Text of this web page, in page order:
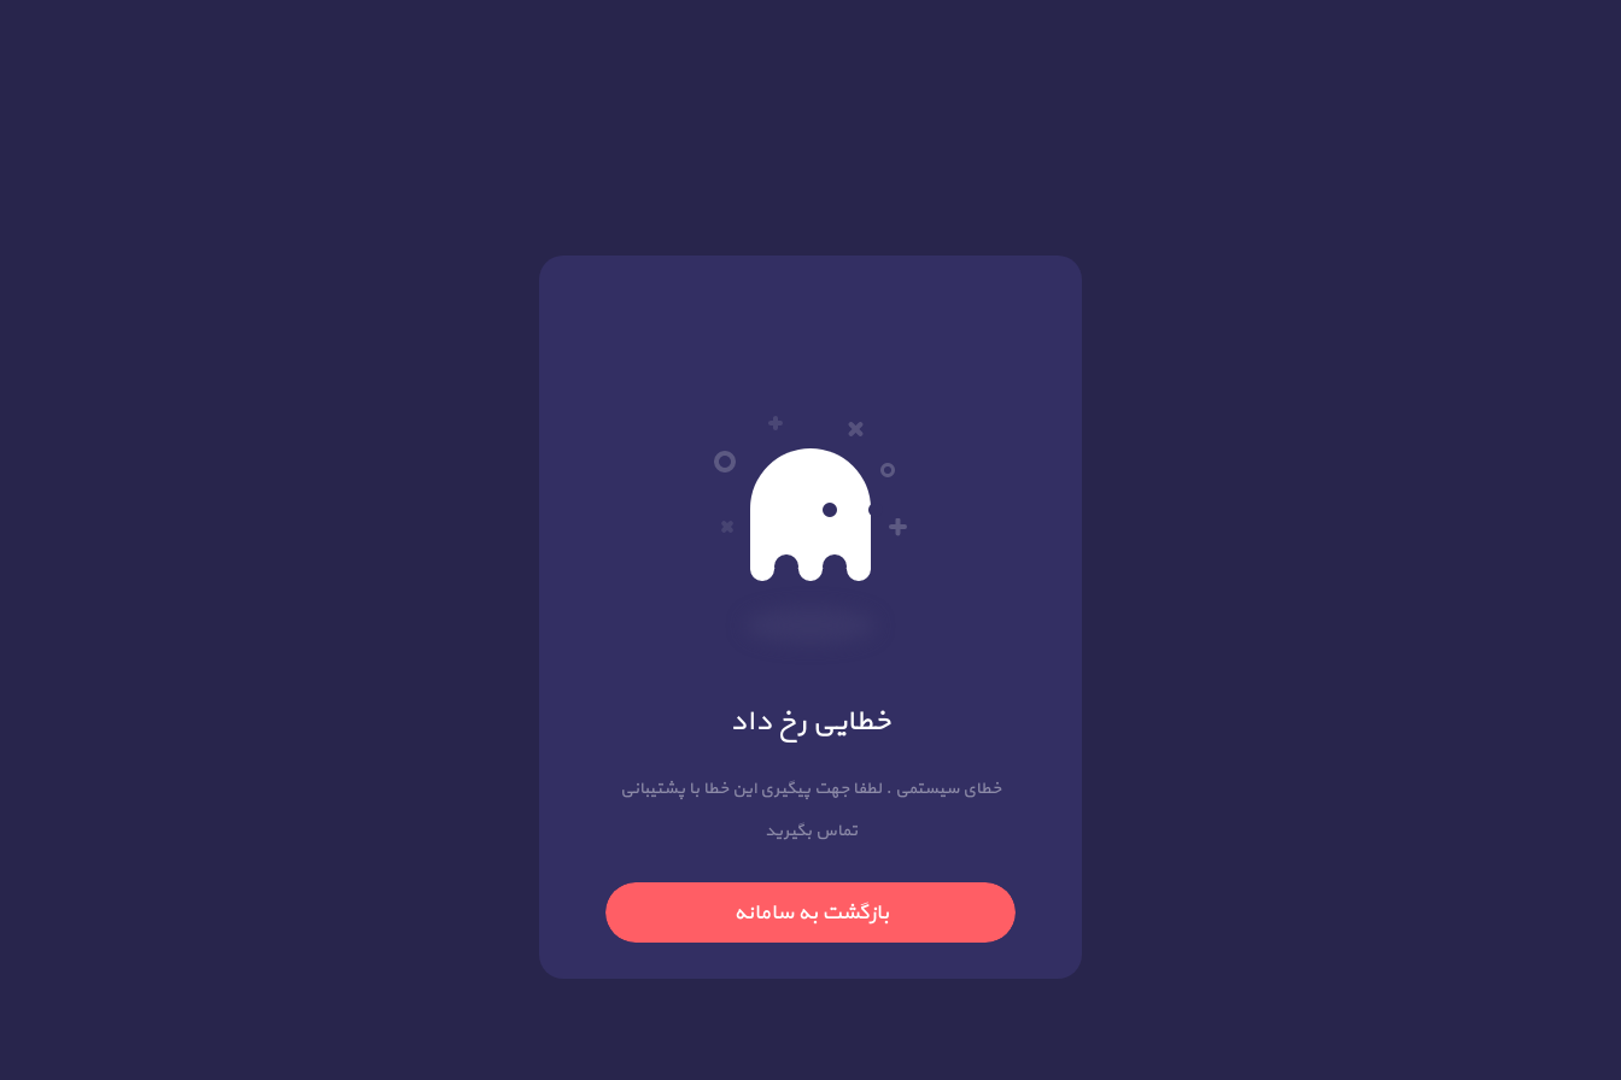
خطایی رخ داد
خطای سیستمی . لطفا جهت پیگیری این خطا با پشتیبانی
تماس بگیرید
بازگشت به سامانه